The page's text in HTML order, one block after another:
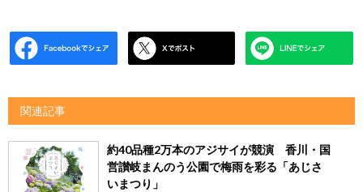
関連記事
約40品種2万本のアジサイが競演 香川・国
営讃岐まんのう公園で梅雨を彩る「あじさ
いまつり」